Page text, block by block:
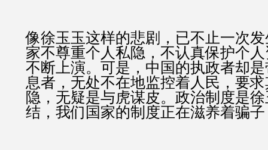
像徐玉玉这样的悲剧，已不止一次
家不尊重个人私隐，不认真保护个
不断上演。可是，中国的执政者却
息者，无处不在地监控着人民，要
隐，无疑是与虎谋皮。政治制度是
结，我们国家的制度正在滋养着骗